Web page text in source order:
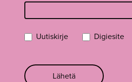
Uutiskirje Digiesite
Lähetä